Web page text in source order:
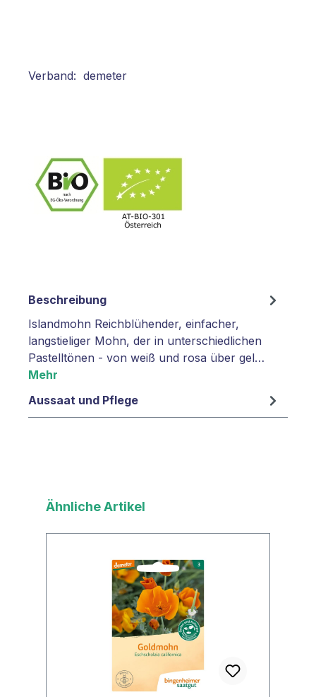
Verband: demeter
Beschreibung
Islandmohn Reichblühender, einfacher,
langstieliger Mohn, der in unterschiedlichen
Pastelltönen - von weiß und rosa über gel…
Mehr
Aussaat und Pflege
Produktgalerie überspringen
Ähnliche Artikel